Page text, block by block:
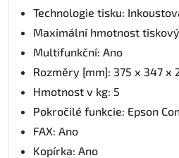
Technologie tisku:
Maximální hmotnost
Multifunkční: Ano
Rozměry [mm]: 375‎ x 347 x
Hmotnost v kg: 5
Pokročilé funkcie: Epson
FAX: Ano
Kopírka: Ano